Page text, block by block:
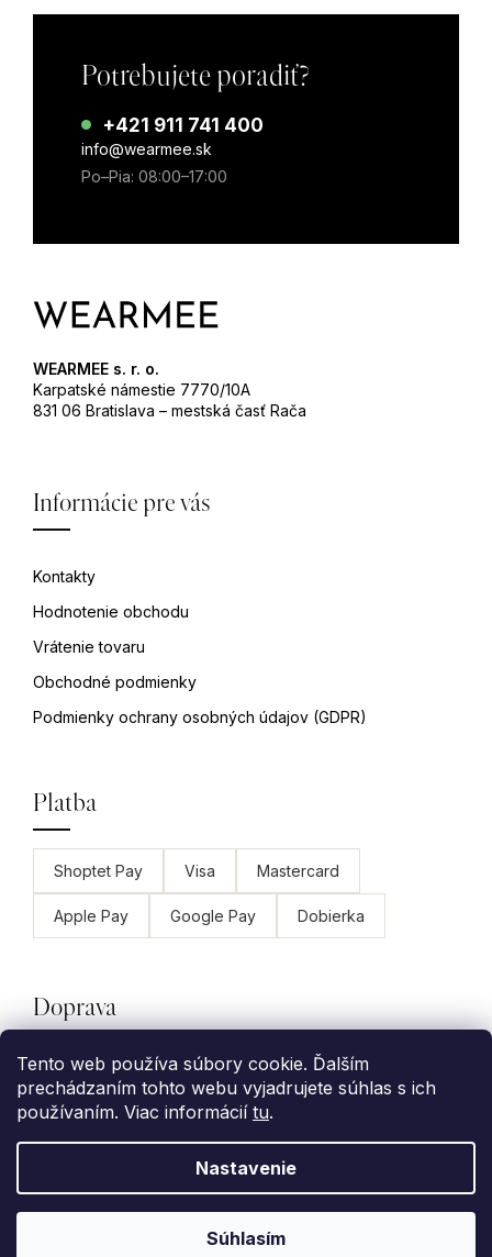
Tento web používa súbory cookie. Ďalším
prechádzaním tohto webu vyjadrujete súhlas s ich
používaním. Viac informácií tu.
Nastavenie
Súhlasím
Potrebujete poradiť?
+421 911 741 400
info@wearmee.sk
Po–Pia: 08:00–17:00
WEARMEE s. r. o.
Karpatské námestie 7770/10A
831 06 Bratislava – mestská časť Rača
Informácie pre vás
Kontakty
Hodnotenie obchodu
Vrátenie tovaru
Obchodné podmienky
Podmienky ochrany osobných údajov (GDPR)
Platba
Shoptet Pay Visa Mastercard
Apple Pay Google Pay Dobierka
Doprava
GLS Packeta Slovenská pošta
Copyright 2026Wearmee. Všetky práva
Upraviť nastavenie cookies